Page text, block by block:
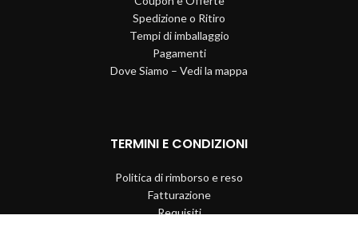
Spedizione o Ritiro
Tempi di imballaggio
Pagamenti
Dove Siamo – Vedi la mappa
TERMINI E CONDIZIONI
Politica di rimborso e reso
Fatturazione
Requisiti